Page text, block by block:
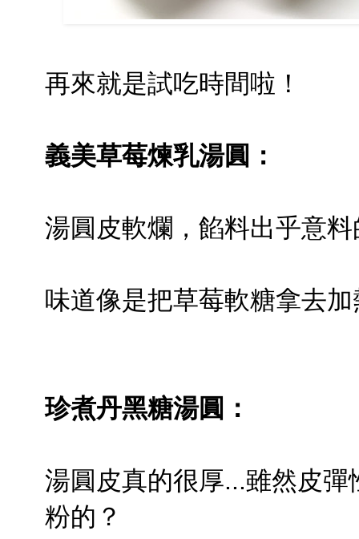
再來就是試吃時間啦！
義美草莓煉乳湯圓：
湯圓皮軟爛，餡料出乎意
味道像是把草莓軟糖拿去
珍煮丹黑糖湯圓：
湯圓皮真的很厚...雖然皮
粉的？